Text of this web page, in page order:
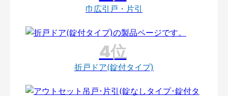
巾広引戸・片引
折戸ドア(錠付タイプ)